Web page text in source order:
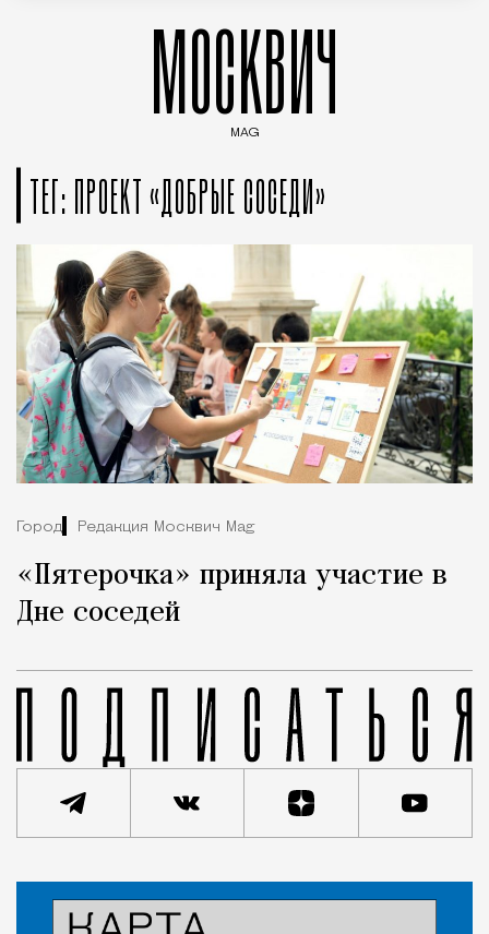
МОСКВИЧ
MAG
ТЕГ: ПРОЕКТ «ДОБРЫЕ СОСЕДИ»
Город Редакция Москвич Mag
«Пятерочка» приняла участие в
Дне соседей